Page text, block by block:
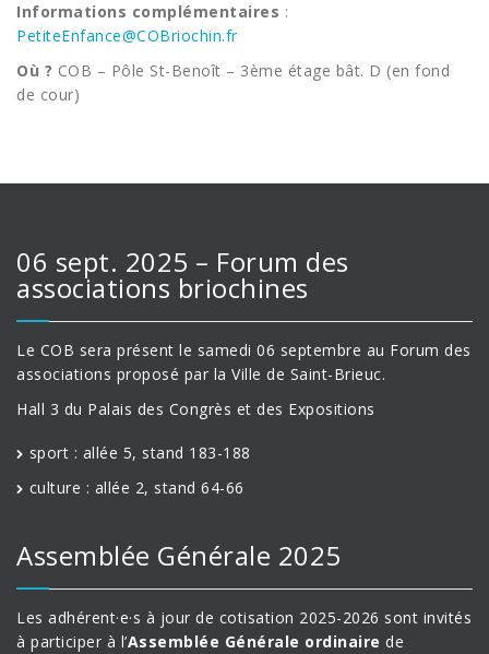
Informations complémentaires :
PetiteEnfance@COBriochin.fr
Où ? COB – Pôle St-Benoît – 3ème étage bât. D (en fond
de cour)
06 sept. 2025 – Forum des
associations briochines
Le COB sera présent le samedi 06 septembre au Forum des
associations proposé par la Ville de Saint-Brieuc.
Hall 3 du Palais des Congrès et des Expositions
sport : allée 5, stand 183-188
culture : allée 2, stand 64-66
Assemblée Générale 2025
Les adhérent·e·s à jour de cotisation 2025-2026 sont invités
à participer à l’Assemblée Générale ordinaire de